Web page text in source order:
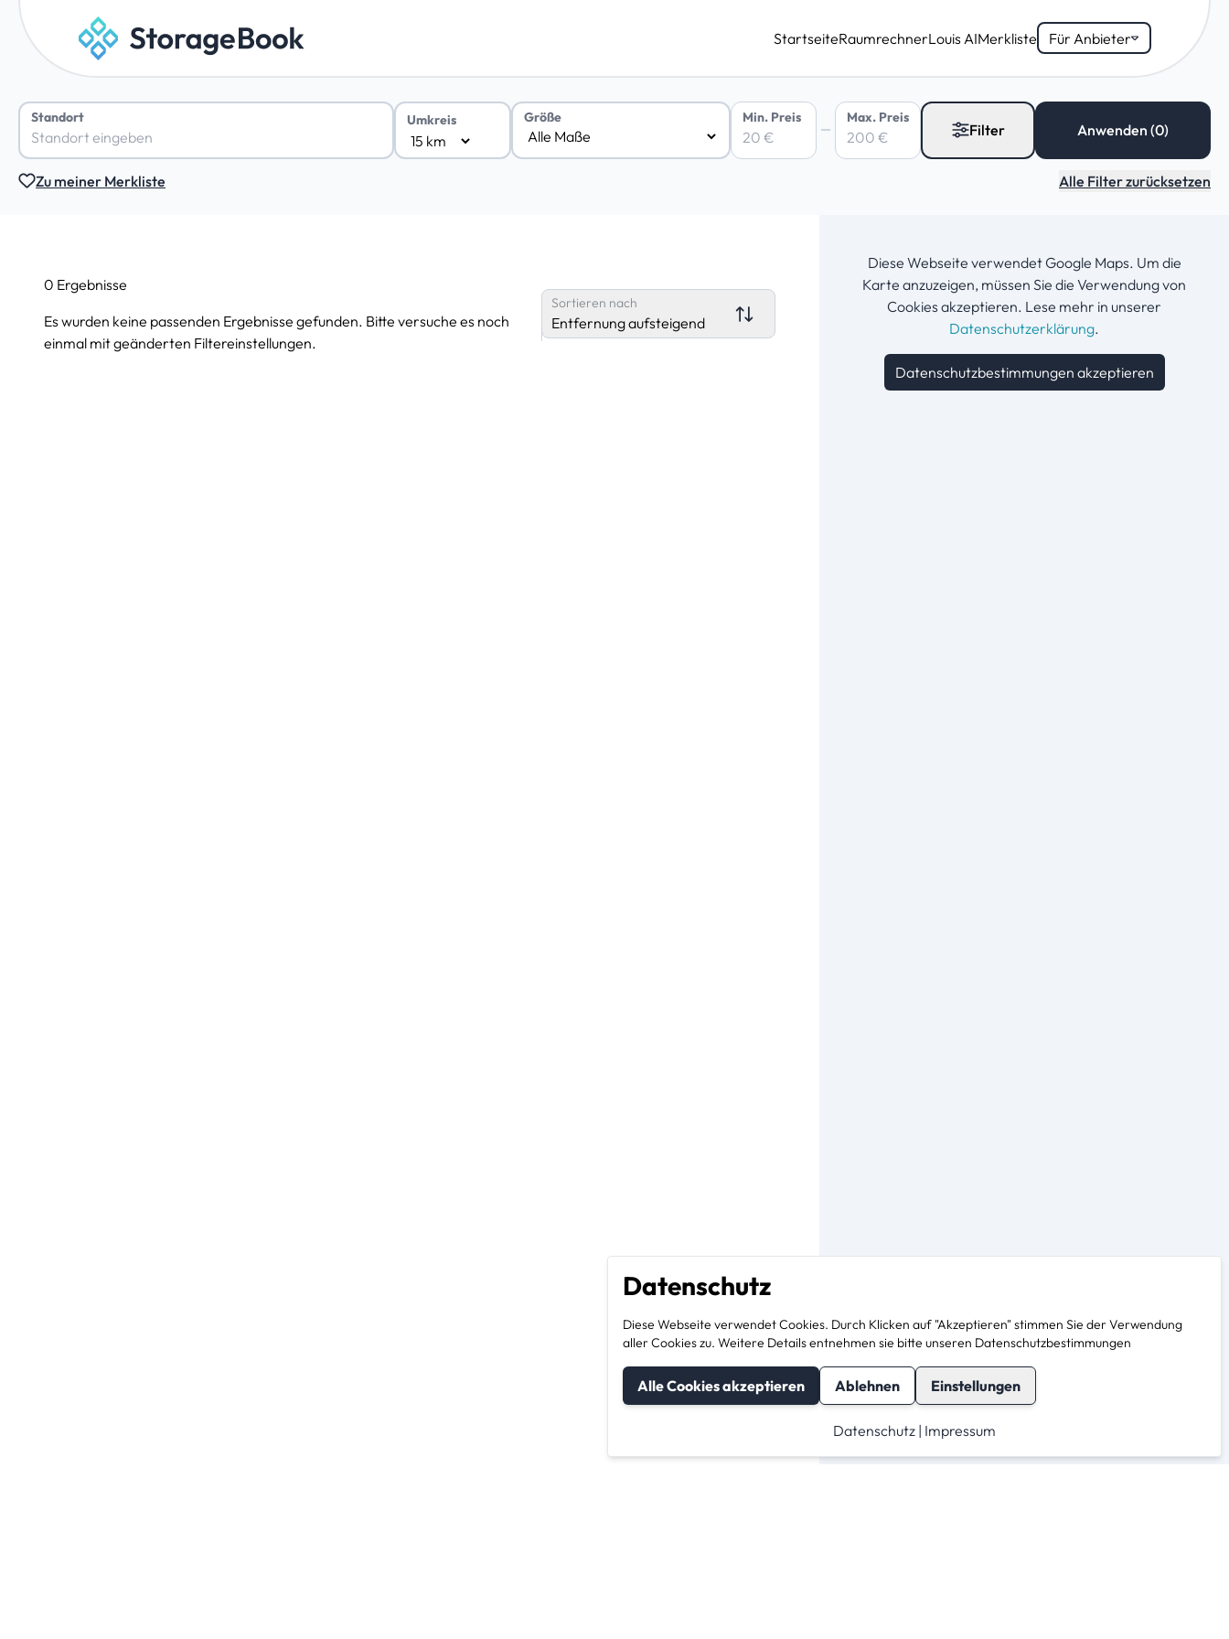
StartseiteRaumrechnerLouis AIMerkliste Für Anbieter
Standort Umkreis Größe Min. Preis Max. Preis
Filter
Zu meiner Merkliste Alle Filter zurücksetzen
0 Ergebnisse
Es wurden keine passenden Ergebnisse gefunden. Bitte versuche es noch
einmal mit geänderten Filtereinstellungen.
Sortieren nach
Entfernung aufsteigend
Diese Webseite verwendet Google Maps. Um die
Karte anzuzeigen, müssen Sie die Verwendung von
Cookies akzeptieren. Lese mehr in unserer
Datenschutzerklärung.
Datenschutzbestimmungen akzeptieren
Datenschutz
Diese Webseite verwendet Cookies. Durch Klicken auf "Akzeptieren" stimmen Sie der Verwendung
aller Cookies zu. Weitere Details entnehmen sie bitte unseren Datenschutzbestimmungen
Alle Cookies akzeptieren Ablehnen Einstellungen
Datenschutz | Impressum